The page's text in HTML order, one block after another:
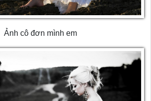
Ảnh cô đơn mình em